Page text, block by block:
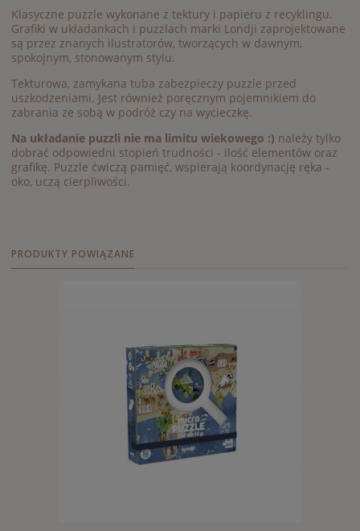
Klasyczne puzzle wykonane z tektury i papieru z recyklingu.
Grafiki w układankach i puzzlach marki Londji zaprojektowane
są przez znanych ilustratorów, tworzących w dawnym,
spokojnym, stonowanym stylu.
Tekturowa, zamykana tuba zabezpieczy puzzle przed
uszkodzeniami. Jest również poręcznym pojemnikiem do
zabrania ze sobą w podróż czy na wycieczkę.
Na układanie puzzli nie ma limitu wiekowego :) należy tylko
dobrać odpowiedni stopień trudności - ilość elementów oraz
grafikę. Puzzle ćwiczą pamięć, wspierają koordynację ręka -
oko, uczą cierpliwości.
PRODUKTY POWIĄZANE